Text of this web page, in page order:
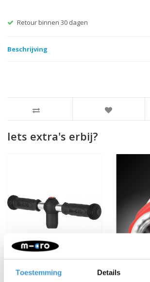
Toestemming Details
Retour binnen 30 dagen
Beschrijving
Iets extra's erbij?